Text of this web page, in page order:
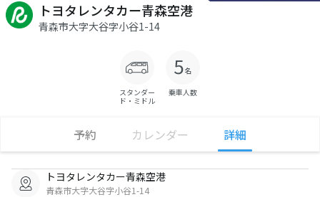
トヨタレンタカー青森空港
青森市大字大谷字小谷1-14
スタンダー
ド・ミドル
乗車人数
予約 カレンダー 詳細
トヨタレンタカー青森空港
青森市大字大谷字小谷1-14